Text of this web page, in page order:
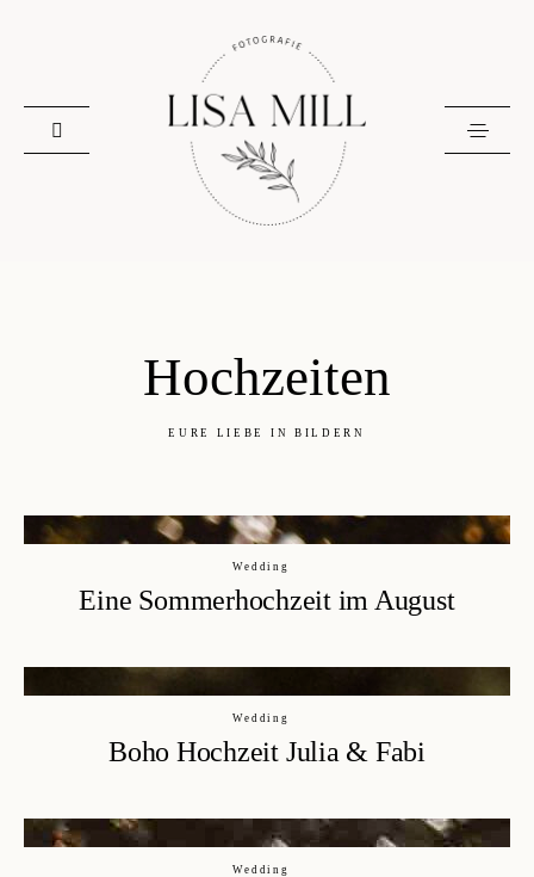
Hochzeiten
EURE LIEBE IN BILDERN
Wedding
Eine Sommerhochzeit im August
Wedding
Boho Hochzeit Julia & Fabi
Wedding